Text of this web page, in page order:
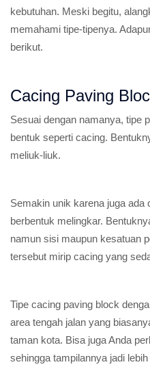
kebutuhan. Meski begitu,
memahami tipe-tipenya.
berikut.
Cacing Paving
Sesuai dengan namanya, tipe
bentuk seperti cacing.
meliuk-liuk.
Semakin unik karena juga ada
berbentuk melingkar.
namun sisi maupun kesatuan
tersebut mirip cacing yang
Tipe cacing paving block
area tengah jalan yang
taman kota. Bisa juga Anda
sehingga tampilannya jadi